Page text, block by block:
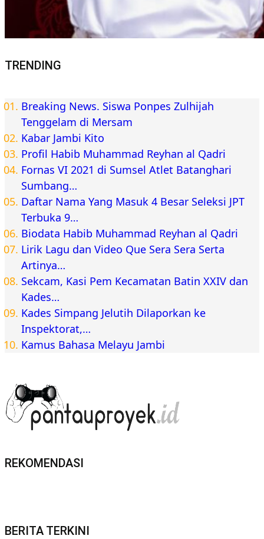
TRENDING
Breaking News. Siswa Ponpes Zulhijah
Tenggelam di Mersam
Kabar Jambi Kito
Profil Habib Muhammad Reyhan al Qadri
Fornas VI 2021 di Sumsel Atlet Batanghari
Sumbang…
Daftar Nama Yang Masuk 4 Besar Seleksi JPT
Terbuka 9…
Biodata Habib Muhammad Reyhan al Qadri
Lirik Lagu dan Video Que Sera Sera Serta
Artinya…
Sekcam, Kasi Pem Kecamatan Batin XXIV dan
Kades…
Kades Simpang Jelutih Dilaporkan ke
Inspektorat,…
Kamus Bahasa Melayu Jambi
REKOMENDASI
BERITA TERKINI